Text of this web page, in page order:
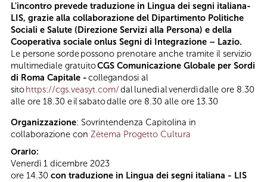
L'incontro prevede traduzione in Lingua dei segni italiana-
LIS, grazie alla collaborazione del Dipartimento Politiche
Sociali e Salute (Direzione Servizi alla Persona) e della
Cooperativa sociale onlus Segni di Integrazione – Lazio.
Le persone sorde possono prenotare anche tramite il servizio
multimediale gratuitoCGS Comunicazione Globale per Sordi
di Roma Capitale -collegandosi al
sitohttps://cgs.veasyt.com/dal lunedì al venerdì dalle ore 8.30
alle ore 18.30 e il sabato dalle ore 8.30 alle ore 13.30
Organizzazione: Sovrintendenza Capitolina in
collaborazione con Zètema Progetto Cultura
Orario:
Venerdì 1 dicembre 2023
ore 14.30 con traduzione in Lingua dei segni italiana - LIS